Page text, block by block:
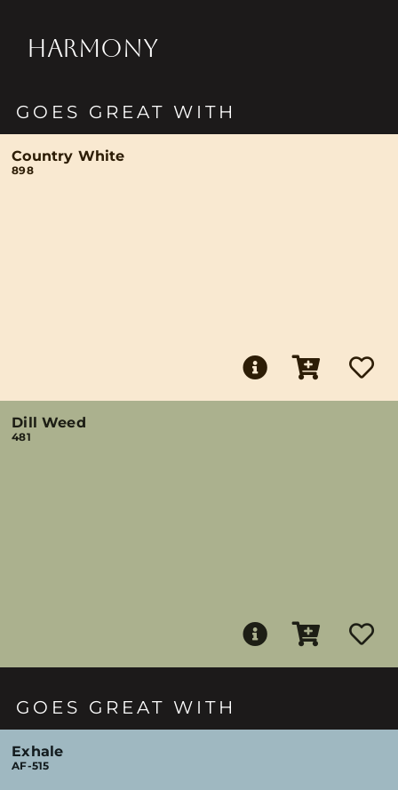
HARMONY
GOES GREAT WITH
Country White
898
Dill Weed
481
GOES GREAT WITH
Exhale
AF-515